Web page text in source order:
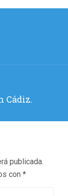
Cádiz.
publicada.
con *